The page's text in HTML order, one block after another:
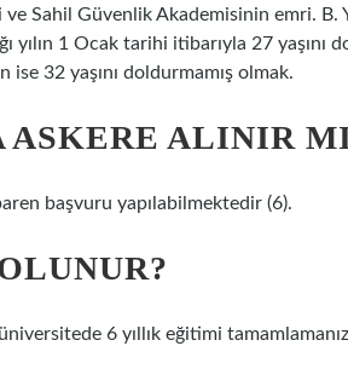
Sahil Güvenlik Akademisinin emri. B.
yılın 1 Ocak tarihi itibarıyla 27 yaşını
32 yaşını doldurmamış olmak.
ASKERE ALINIR
başvuru yapılabilmektedir (6).
6 yıllık eğitimi